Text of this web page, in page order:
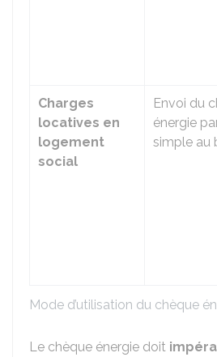
Mode d’utilisation du chèque
Charges
locatives en
logement
social
Envoi du
énergie
simple au
Le chèque énergie doit